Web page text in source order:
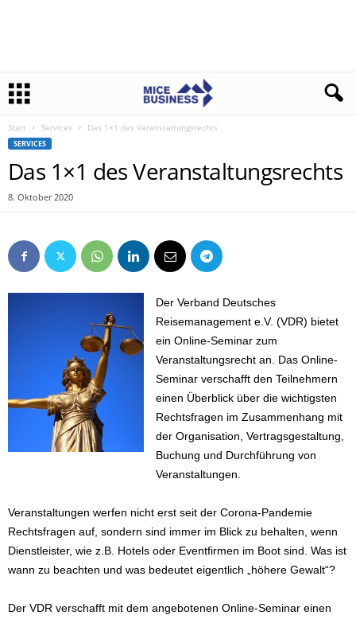
Start Services Das 1×1 des Veranstaltungsrechts
SERVICES
Das 1×1 des Veranstaltungsrechts
8. Oktober 2020
Der Verband Deutsches
Reisemanagement e.V. (VDR) bietet
ein Online-Seminar zum
Veranstaltungsrecht an. Das Online-
Seminar verschafft den Teilnehmern
einen Überblick über die wichtigsten
Rechtsfragen im Zusammenhang mit
der Organisation, Vertragsgestaltung,
Buchung und Durchführung von
Veranstaltungen.
Veranstaltungen werfen nicht erst seit der Corona-Pandemie
Rechtsfragen auf, sondern sind immer im Blick zu behalten, wenn
Dienstleister, wie z.B. Hotels oder Eventfirmen im Boot sind. Was ist
wann zu beachten und was bedeutet eigentlich „höhere Gewalt“?
Der VDR verschafft mit dem angebotenen Online-Seminar einen